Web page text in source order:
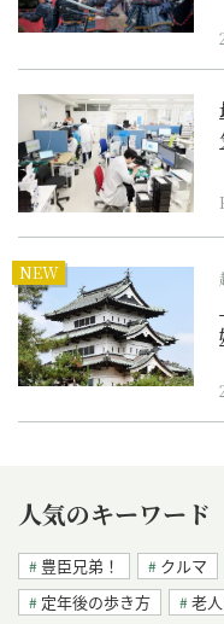
NEW
人気のキーワード
豊臣兄弟！ クルマ
定年後の歩き方
老